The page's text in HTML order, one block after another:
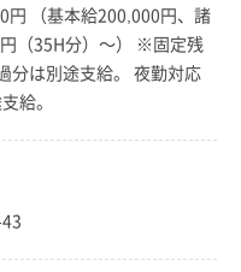
円 （基本給200,000円、諸
（35H分）～） ※固定残
分は別途支給。 夜勤対応
給。